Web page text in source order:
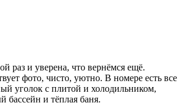
раз и уверена, что вернёмся ещё.
фото, чисто, уютно. В номере есть все
уголок с плитой и холодильником,
бассейн и тёплая баня.